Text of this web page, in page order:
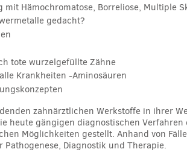
mit Hämochromatose, Borreliose, Multiple
gedacht?
tote wurzelgefüllte Zähne
Krankheiten -Aminosäuren
zahnärztlichen Werkstoffe in ihrer
heute gängigen diagnostischen
Möglichkeiten gestellt. Anhand von
Diagnostik und Therapie.